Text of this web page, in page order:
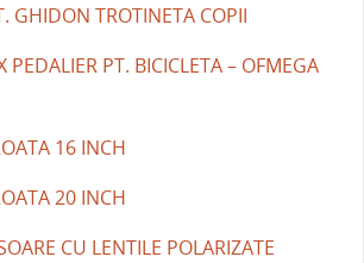
GHIDON TROTINETA COPII
PEDALIER PT. BICICLETA – OFMEGA
16 INCH
20 INCH
CU LENTILE POLARIZATE